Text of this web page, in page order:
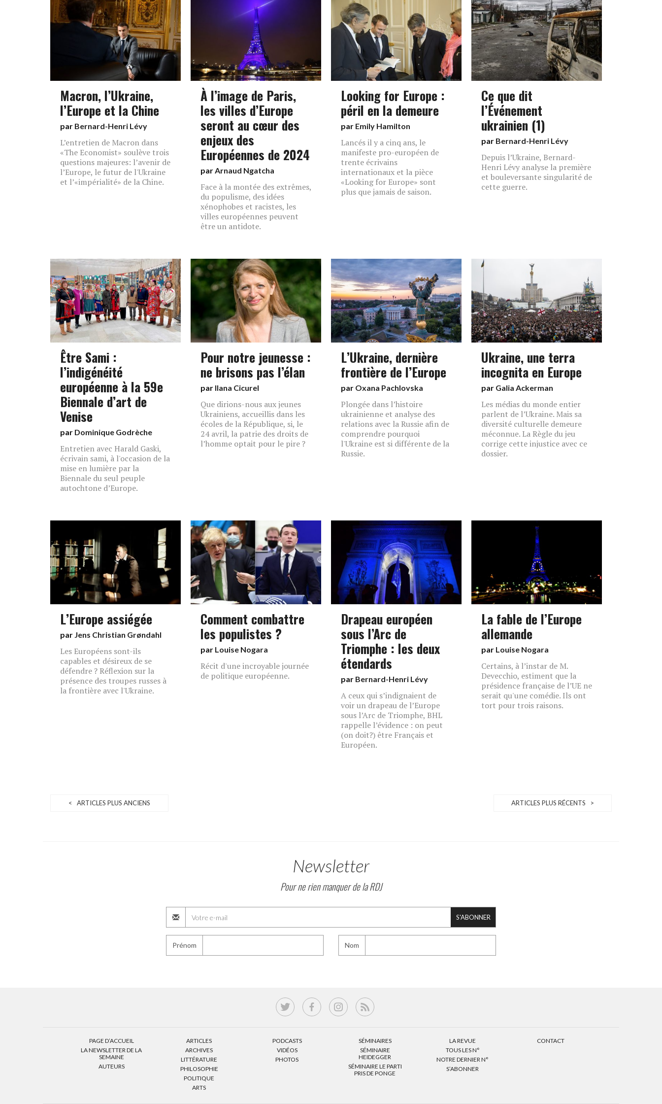
Macron, l’Ukraine,
l’Europe et la Chine
par Bernard-Henri Lévy
L’entretien de Macron dans
«The Economist» soulève trois
questions majeures: l’avenir de
l’Europe, le futur de l'Ukraine
et l’«impérialité» de la Chine.
À l’image de Paris,
les villes d’Europe
seront au cœur des
enjeux des
Européennes de 2024
parArnaud Ngatcha
Face à la montée des extrêmes,
du populisme, des idées
xénophobes et racistes, les
villes européennes peuvent
être un antidote.
Looking for Europe :
péril en la demeure
par Emily Hamilton
Lancés il y a cinq ans, le
manifeste pro-européen de
trente écrivains
internationaux et la pièce
«Looking for Europe» sont
plus que jamais de saison.
Ce que dit
l’Événement
ukrainien (1)
par Bernard-Henri Lévy
Depuis l’Ukraine, Bernard-
Henri Lévy analyse la première
et bouleversante singularité de
cette guerre.
Être Sami :
l’indigénéité
européenne à la 59e
Biennale d’art de
Venise
par Dominique Godrèche
Entretien avec Harald Gaski,
écrivain sami, à l'occasion de la
mise en lumière par la
Biennale du seul peuple
autochtone d’Europe.
Pour notre jeunesse :
ne brisons pas l’élan
par Ilana Cicurel
Que dirions-nous aux jeunes
Ukrainiens, accueillis dans les
écoles de la République, si, le
24 avril, la patrie des droits de
l’homme optait pour le pire ?
L’Ukraine, dernière
frontière de l’Europe
par Oxana Pachlovska
Plongée dans l’histoire
ukrainienne et analyse des
relations avec la Russie afin de
comprendre pourquoi
l'Ukraine est si différente de la
Russie.
Ukraine, une terra
incognita en Europe
par Galia Ackerman
Les médias du monde entier
parlent de l’Ukraine. Mais sa
diversité culturelle demeure
méconnue. La Règle du jeu
corrige cette injustice avec ce
dossier.
L’Europe assiégée
par Jens Christian Grøndahl
Les Européens sont-ils
capables et désireux de se
défendre ? Réflexion sur la
présence des troupes russes à
la frontière avec l'Ukraine.
Comment combattre
les populistes ?
par Louise Nogara
Récit d'une incroyable journée
de politique européenne.
Drapeau européen
sous l’Arc de
Triomphe : les deux
étendards
par Bernard-Henri Lévy
A ceux qui s’indignaient de
voir un drapeau de l’Europe
sous l’Arc de Triomphe, BHL
rappelle l’évidence : on peut
(on doit?) être Français et
Européen.
La fable de l’Europe
allemande
par Louise Nogara
Certains, à l’instar de M.
Devecchio, estiment que la
présidence française de l’UE ne
serait qu'une comédie. Ils ont
tort pour trois raisons.
< ARTICLES PLUS ANCIENS ARTICLES PLUS RÉCENTS >
Newsletter
Pour ne rien manquer de la RDJ
S'ABONNER
Prénom Nom
PAGE D’ACCUEIL
LA NEWSLETTER DE LA
SEMAINE
AUTEURS
ARTICLES
ARCHIVES
LITTÉRATURE
PHILOSOPHIE
POLITIQUE
ARTS
PODCASTS
VIDÉOS
PHOTOS
SÉMINAIRES
SÉMINAIRE
HEIDEGGER
SÉMINAIRE LE PARTI
PRIS DE PONGE
LA REVUE
TOUS LES N°
NOTRE DERNIER N°
S’ABONNER
CONTACT